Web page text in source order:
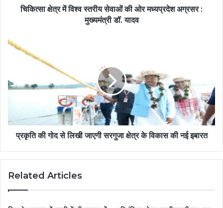
चिकित्सा क्षेत्र में विश्व स्तरीय सेवाओं की ओर मध्यप्रदेश अग्रसर :
मुख्यमंत्री डॉ. यादव
प्रकृति की गोद से लिखी जाएगी सरगुजा क्षेत्र के विकास की नई इबारत
Related Articles